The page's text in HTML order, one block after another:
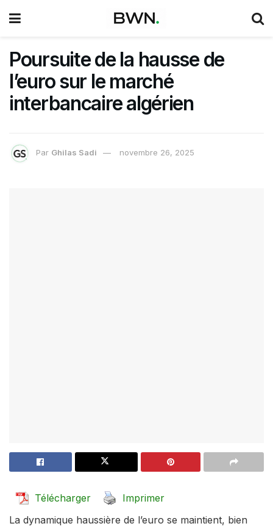
Poursuite de la hausse de
l’euro sur le marché
interbancaire algérien
Par Ghilas Sadi novembre 26, 2025
Télécharger
Imprimer
La dynamique haussière de l’euro se maintient, bien